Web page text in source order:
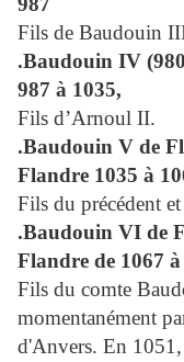
Fils de Baudouin
.Baudouin IV
987 à 1035,
Fils d’Arnoul II.
.Baudouin V de
Flandre 1035 à
Fils du précédent
.Baudouin VI de
Flandre de 1067 à
Fils du comte
momentanément
d'Anvers. En